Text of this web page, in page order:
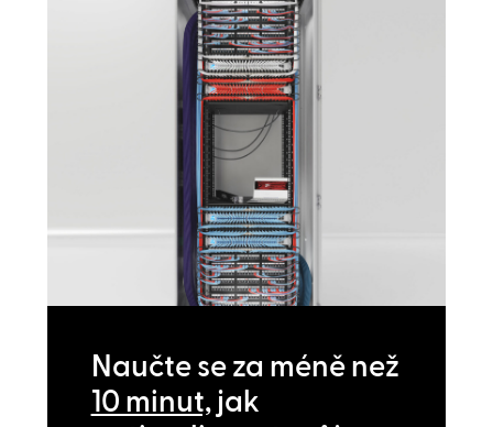
Naučte se za méně než
10 minut,jak